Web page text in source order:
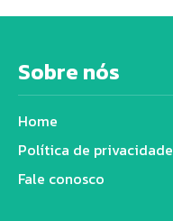
Sobre nós
Home
Política de privacidade
Fale conosco